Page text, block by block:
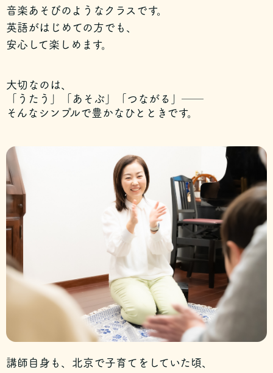
音楽あそびのようなクラスです。
英語がはじめての方でも、
安心して楽しめます。
大切なのは、
「うたう」「あそぶ」「つながる」──
そんなシンプルで豊かなひとときです。
講師自身も、北京で子育てをしていた頃、